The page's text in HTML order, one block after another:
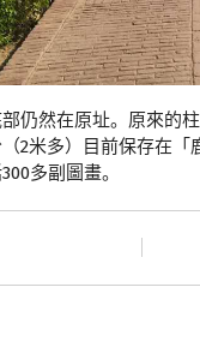
仍然在原址。原來的
2米多）目前保存在
多副圖畫。